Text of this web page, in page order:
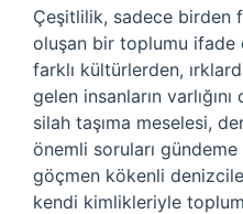
Çeşitlilik, sadece birden
oluşan bir toplumu ifade
farklı kültürlerden,
gelen insanların
silah taşıma meselesi,
önemli soruları
göçmen kökenli
kendi kimlikleriyle